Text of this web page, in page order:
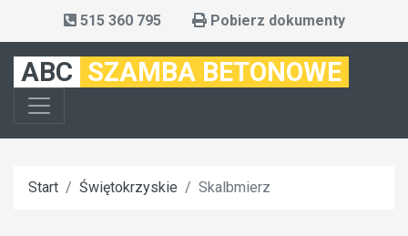
515 360 795 Pobierz dokumenty
ABC SZAMBA BETONOWE
Start Świętokrzyskie Skalbmierz